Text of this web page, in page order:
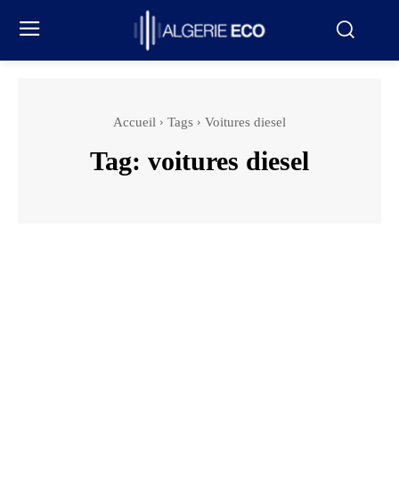
Accueil Tags Voitures diesel
Tag: voitures diesel